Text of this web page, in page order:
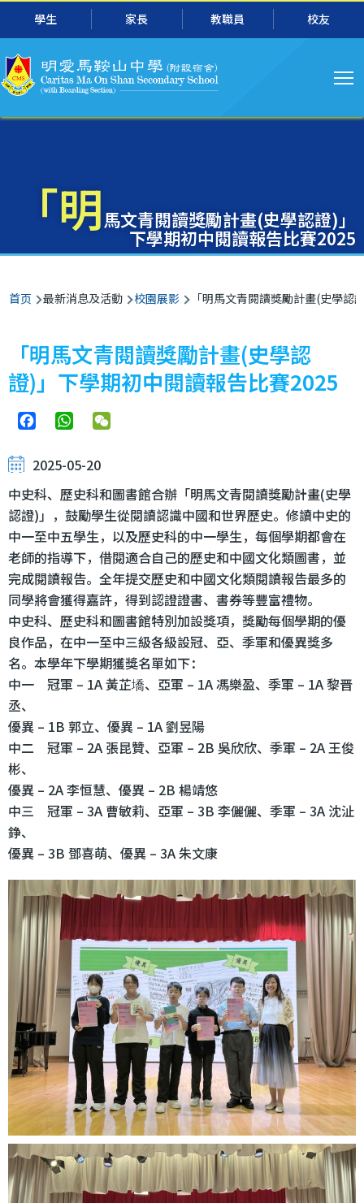
跳转到主要内容
學生 家長 教職員 校友
导
航
「明馬文青閱讀獎勵計畫(史學認證)」
下學期初中閱讀報告比賽2025
面
包
屑
首页 最新消息及活動 校園展影 「明馬文青閱讀獎勵計畫(史學認
「明馬文青閱讀獎勵計畫(史學認
證)」下學期初中閱讀報告比賽2025
FacebookWhatsApp
2025-05-20
中史科、歷史科和圖書館合辦「明馬文青閱讀獎勵計畫(史學
認證)」，鼓勵學生從閱讀認識中國和世界歷史。修讀中史的
中一至中五學生，以及歷史科的中一學生，每個學期都會在
老師的指導下，借閱適合自己的歷史和中國文化類圖書，並
完成閱讀報告。全年提交歷史和中國文化類閱讀報告最多的
同學將會獲得嘉許，得到認證證書、書券等豐富禮物。
中史科、歷史科和圖書館特別加設獎項，獎勵每個學期的優
良作品，在中一至中三級各級設冠、亞、季軍和優異獎多
名。本學年下學期獲獎名單如下：
中一 冠軍 – 1A 黃芷墧、亞軍 – 1A 馮樂盈、季軍 – 1A 黎晋
丞、
優異 – 1B 郭立、優異 – 1A 劉昱陽
中二 冠軍 – 2A 張昆贊、亞軍 – 2B 吳欣欣、季軍 – 2A 王俊
彬、
優異 – 2A 李恒慧、優異 – 2B 楊靖悠
中三 冠軍 – 3A 曹敏莉、亞軍 – 3B 李儷儷、季軍 – 3A 沈沚
錚、
優異 – 3B 鄧喜萌、優異 – 3A 朱文康